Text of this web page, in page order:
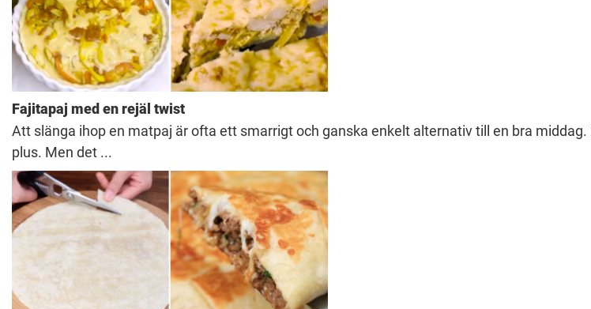
Fajitapaj med en rejäl twist
Att slänga ihop en matpaj är ofta ett smarrigt och ganska enkelt alternativ till en bra
plus. Men det ...